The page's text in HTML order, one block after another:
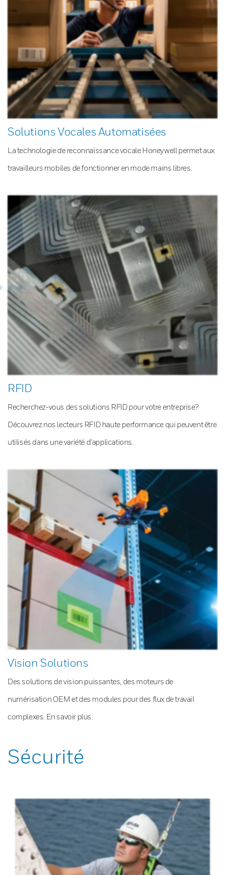
Solutions Vocales Automatisées
La technologie de reconnaissance vocale Honeywell permet aux
travailleurs mobiles de fonctionner en mode mains libres.
RFID
Recherchez-vous des solutions RFID pour votre entreprise?
Découvrez nos lecteurs RFID haute performance qui peuvent être
utilisés dans une variété d’applications.
Vision Solutions
Des solutions de vision puissantes, des moteurs de
numérisation OEM et des modules pour des flux de travail
complexes. En savoir plus.
Sécurité